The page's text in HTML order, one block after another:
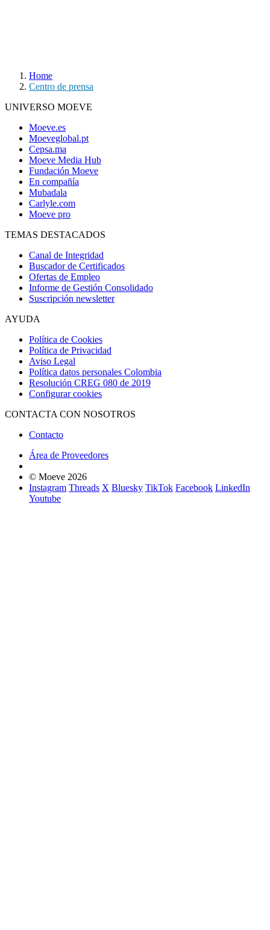
Home
Centro de prensa
UNIVERSO MOEVE
Moeve.es
Moeveglobal.pt
Cepsa.ma
Moeve Media Hub
Fundación Moeve
En compañía
Mubadala
Carlyle.com
Moeve pro
TEMAS DESTACADOS
Canal de Integridad
Buscador de Certificados
Ofertas de Empleo
Informe de Gestión Consolidado
Suscripción newsletter
AYUDA
Política de Cookies
Política de Privacidad
Aviso Legal
Política datos personales Colombia
Resolución CREG 080 de 2019
Configurar cookies
CONTACTA CON NOSOTROS
Contacto
Área de Proveedores
© Moeve 2026
Instagram Threads X Bluesky TikTok Facebook LinkedIn
Youtube